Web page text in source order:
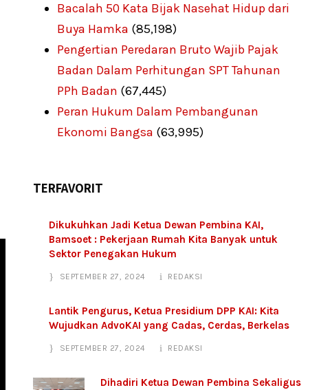
Bacalah 50 Kata Bijak Nasehat Hidup dari
Buya Hamka (85,198)
Pengertian Peredaran Bruto Wajib Pajak
Badan Dalam Perhitungan SPT Tahunan
PPh Badan (67,445)
Peran Hukum Dalam Pembangunan
Ekonomi Bangsa (63,995)
TERFAVORIT
Dikukuhkan Jadi Ketua Dewan Pembina KAI,
Bamsoet : Pekerjaan Rumah Kita Banyak untuk
Sektor Penegakan Hukum
SEPTEMBER 27, 2024 REDAKSI
Lantik Pengurus, Ketua Presidium DPP KAI: Kita
Wujudkan AdvoKAI yang Cadas, Cerdas, Berkelas
SEPTEMBER 27, 2024 REDAKSI
Dihadiri Ketua Dewan Pembina Sekaligus